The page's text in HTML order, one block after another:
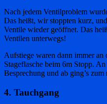
Nach jedem Ventilproblem
Das heißt, wir stoppten kurz,
Ventile wieder geöffnet. Das
Ventilen unterwegs!
Aufstiege waren dann immer
Stageflasche beim 6m Stopp.
Besprechung und ab ging’s zum
4. Tauchgang